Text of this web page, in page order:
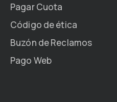
Pagar Cuota
Código de ética
Buzón de Reclamos
Pago Web